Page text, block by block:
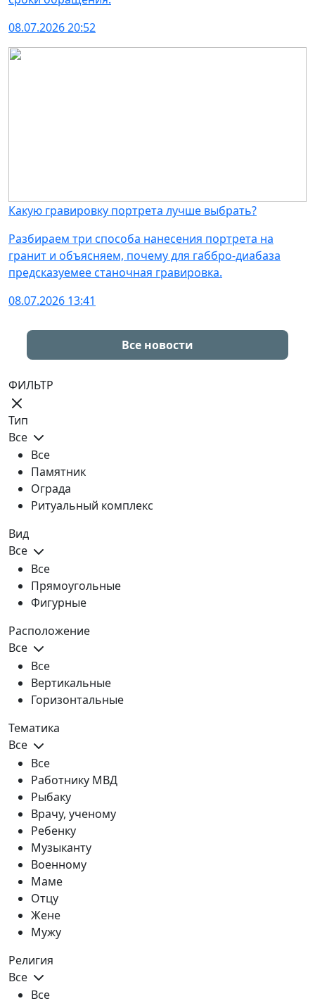
08.07.2026 20:52
Какую гравировку портрета лучше выбрать?
Разбираем три способа нанесения портрета на
гранит и объясняем, почему для габбро-диабаза
предсказуемее станочная гравировка.
08.07.2026 13:41
Все новости
ФИЛЬТР
Тип
Все
Все
Памятник
Ограда
Ритуальный комплекс
Вид
Все
Все
Прямоугольные
Фигурные
Расположение
Все
Все
Вертикальные
Горизонтальные
Тематика
Все
Все
Работнику МВД
Рыбаку
Врачу, ученому
Ребенку
Музыканту
Военному
Маме
Отцу
Жене
Мужу
Религия
Все
Все